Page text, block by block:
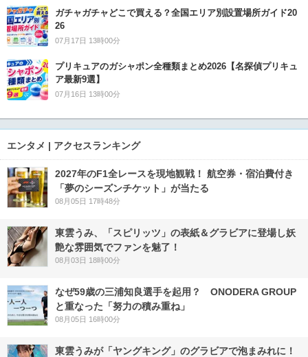
ガチャガチャどこで買える？全国エリア別設置場所ガイド20
26
07月17日 13時00分
プリキュアのガシャポン全種類まとめ2026【名探偵プリキュ
ア最新9選】
07月16日 13時00分
エンタメ | アクセスランキング
2027年のF1全レースを現地観戦！ 航空券・宿泊費付き
「夢のシーズンチケット」が当たる
08月05日 17時48分
東雲うみ、「スピリッツ」の表紙＆グラビアに登場し妖
艶な雰囲気でファンを魅了！
08月03日 18時00分
なぜ59歳の三浦知良選手を起用？ ONODERA GROUP
と重なった「努力の積み重ね」
08月05日 16時00分
東雲うみが「ヤングキング」のグラビアで泡まみれに！